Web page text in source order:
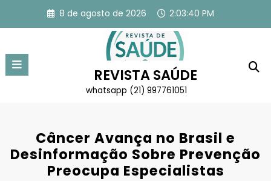
o
8 de agosto de 2026 2:03:40 PM
REVISTA SAÚDE
whatsapp (21) 997761051
Câncer Avança no Brasil e
Desinformação Sobre Prevenção
Preocupa Especialistas